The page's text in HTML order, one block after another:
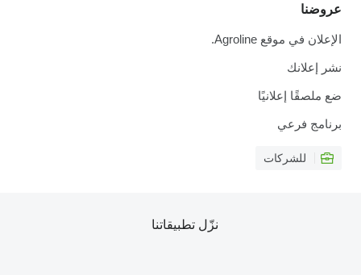
عروضنا
الإعلان في موقع Agroline.
نشر إعلانك
ضع ملصقًا إعلانيًا
برنامج فرعي
للشركات
نزّل تطبيقاتنا